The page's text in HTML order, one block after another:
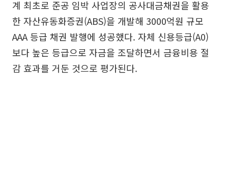
계 최초로 준공 임박 사업장의 공사대금채권을 활용
한 자산유동화증권(ABS)을 개발해 3000억원 규모
AAA 등급 채권 발행에 성공했다. 자체 신용등급(A0)
보다 높은 등급으로 자금을 조달하면서 금융비용 절
감 효과를 거둔 것으로 평가된다.